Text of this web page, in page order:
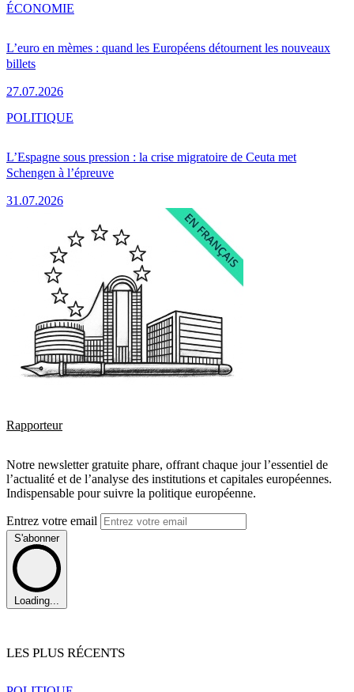
L’euro en mèmes : quand les Européens détournent les nouveaux
billets
27.07.2026
ÉCONOMIE
L’Espagne sous pression : la crise migratoire de Ceuta met
Schengen à l’épreuve
31.07.2026
POLITIQUE
Rapporteur
Notre newsletter gratuite phare, offrant chaque jour l’essentiel de
l’actualité et de l’analyse des institutions et capitales européennes.
Indispensable pour suivre la politique européenne.
Entrez votre email
S'abonner
Loading...
LES PLUS RÉCENTS